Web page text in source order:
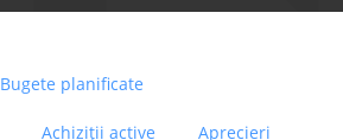
Bugete planificate
Achiziții active Aprecieri